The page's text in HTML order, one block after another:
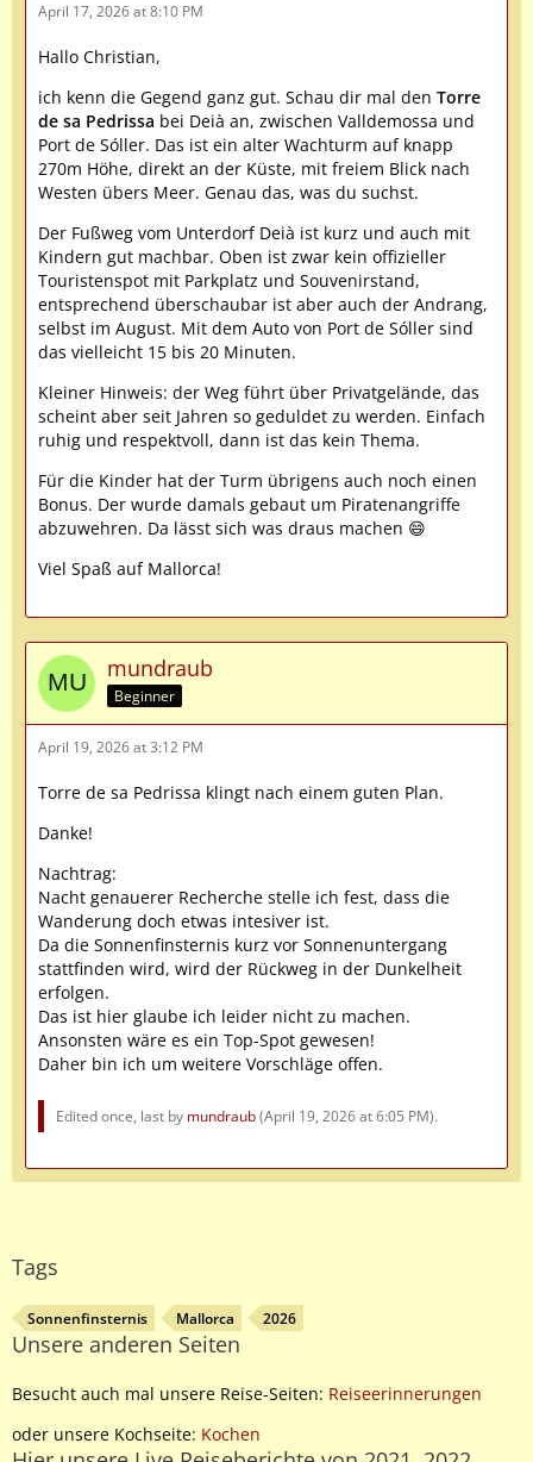
April 17, 2026 at 8:10 PM
Hallo Christian,
ich kenn die Gegend ganz gut. Schau dir mal den Torre
de sa Pedrissa bei Deià an, zwischen Valldemossa und
Port de Sóller. Das ist ein alter Wachturm auf knapp
270m Höhe, direkt an der Küste, mit freiem Blick nach
Westen übers Meer. Genau das, was du suchst.
Der Fußweg vom Unterdorf Deià ist kurz und auch mit
Kindern gut machbar. Oben ist zwar kein offizieller
Touristenspot mit Parkplatz und Souvenirstand,
entsprechend überschaubar ist aber auch der Andrang,
selbst im August. Mit dem Auto von Port de Sóller sind
das vielleicht 15 bis 20 Minuten.
Kleiner Hinweis: der Weg führt über Privatgelände, das
scheint aber seit Jahren so geduldet zu werden. Einfach
ruhig und respektvoll, dann ist das kein Thema.
Für die Kinder hat der Turm übrigens auch noch einen
Bonus. Der wurde damals gebaut um Piratenangriffe
abzuwehren. Da lässt sich was draus machen 😄
Viel Spaß auf Mallorca!
mundraub
Beginner
April 19, 2026 at 3:12 PM
Torre de sa Pedrissa klingt nach einem guten Plan.
Danke!
Nachtrag:
Nacht genauerer Recherche stelle ich fest, dass die
Wanderung doch etwas intesiver ist.
Da die Sonnenfinsternis kurz vor Sonnenuntergang
stattfinden wird, wird der Rückweg in der Dunkelheit
erfolgen.
Das ist hier glaube ich leider nicht zu machen.
Ansonsten wäre es ein Top-Spot gewesen!
Daher bin ich um weitere Vorschläge offen.
Edited once, last by mundraub(April 19, 2026 at 6:05 PM).
Tags
Sonnenfinsternis Mallorca 2026
Unsere anderen Seiten
Besucht auch mal unsere Reise-Seiten: Reiseerinnerungen
oder unsere Kochseite: Kochen